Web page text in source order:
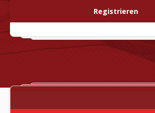
Registrieren